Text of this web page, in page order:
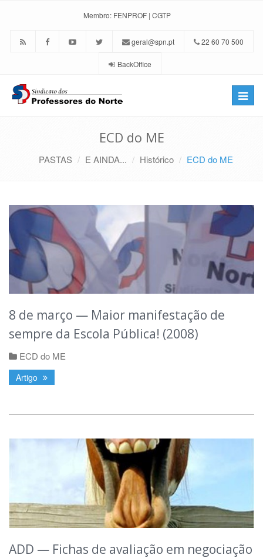
Membro: FENPROF | CGTP
geral@spn.pt 22 60 70 500
BackOffice
Toggle
ECD do ME
PASTAS E AINDA... Histórico ECD do ME
8 de março — Maior manifestação de
sempre da Escola Pública! (2008)
ECD do ME
Artigo
ADD — Fichas de avaliação em negociação